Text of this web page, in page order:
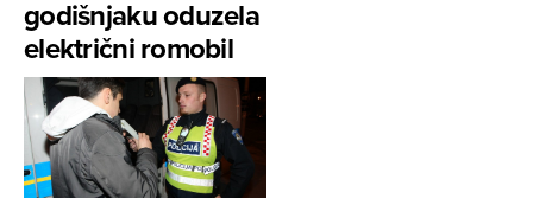
godišnjaku oduzela
električni romobil